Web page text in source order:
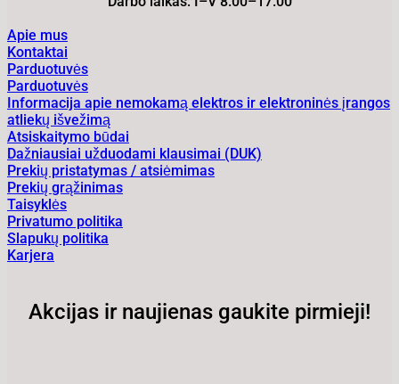
Apie mus
Kontaktai
Parduotuvės
Parduotuvės
Informacija apie nemokamą elektros ir elektroninės įrangos
atliekų išvežimą
Atsiskaitymo būdai
Dažniausiai užduodami klausimai (DUK)
Prekių pristatymas / atsiėmimas
Prekių grąžinimas
Taisyklės
Privatumo politika
Slapukų politika
Karjera
Akcijas ir naujienas gaukite pirmieji!